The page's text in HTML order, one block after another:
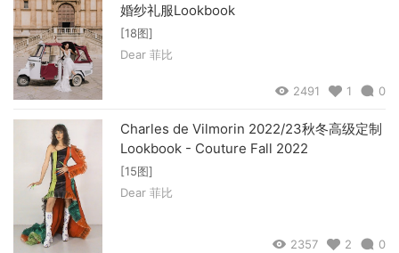
婚纱礼服Lookbook
[18图]
Dear 菲比
2491 1 0
Charles de Vilmorin 2022/23秋冬高级定制
Lookbook - Couture Fall 2022
[15图]
Dear 菲比
2357 2 0